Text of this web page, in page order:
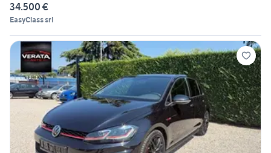
34.500 €
EasyClass srl